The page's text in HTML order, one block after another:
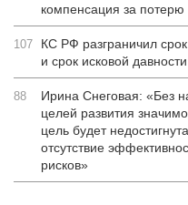
компенсация за
107
КС РФ разграничил
и срок исковой давности
88
Ирина Снеговая: «Без
целей развития
цель будет
отсутствие
рисков»